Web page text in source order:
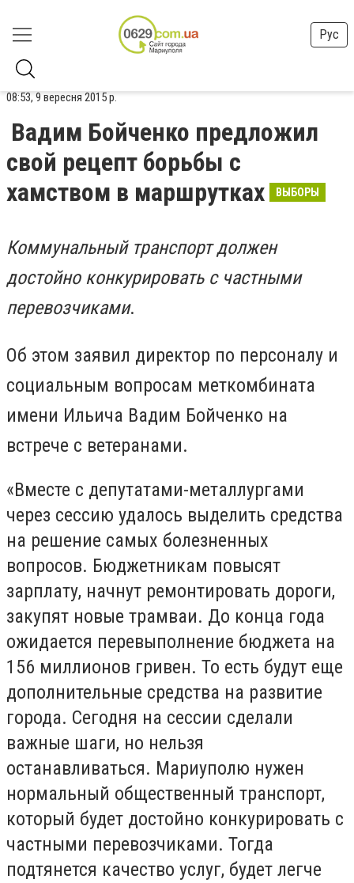
Рус
08:53, 9 вересня 2015 р.
Вадим Бойченко предложил
свой рецепт борьбы с
хамством в маршрутках
ВЫБОРЫ
Коммунальный транспорт должен
достойно конкурировать с частными
перевозчиками.
Об этом заявил директор по персоналу и
социальным вопросам меткомбината
имени Ильича Вадим Бойченко на
встрече с ветеранами.
«Вместе с депутатами-металлургами
через сессию удалось выделить средства
на решение самых болезненных
вопросов. Бюджетникам повысят
зарплату, начнут ремонтировать дороги,
закупят новые трамваи. До конца года
ожидается перевыполнение бюджета на
156 миллионов гривен. То есть будут еще
дополнительные средства на развитие
города. Сегодня на сессии сделали
важные шаги, но нельзя
останавливаться. Мариуполю нужен
нормальный общественный транспорт,
который будет достойно конкурировать с
частными перевозчиками. Тогда
подтянется качество услуг, будет легче